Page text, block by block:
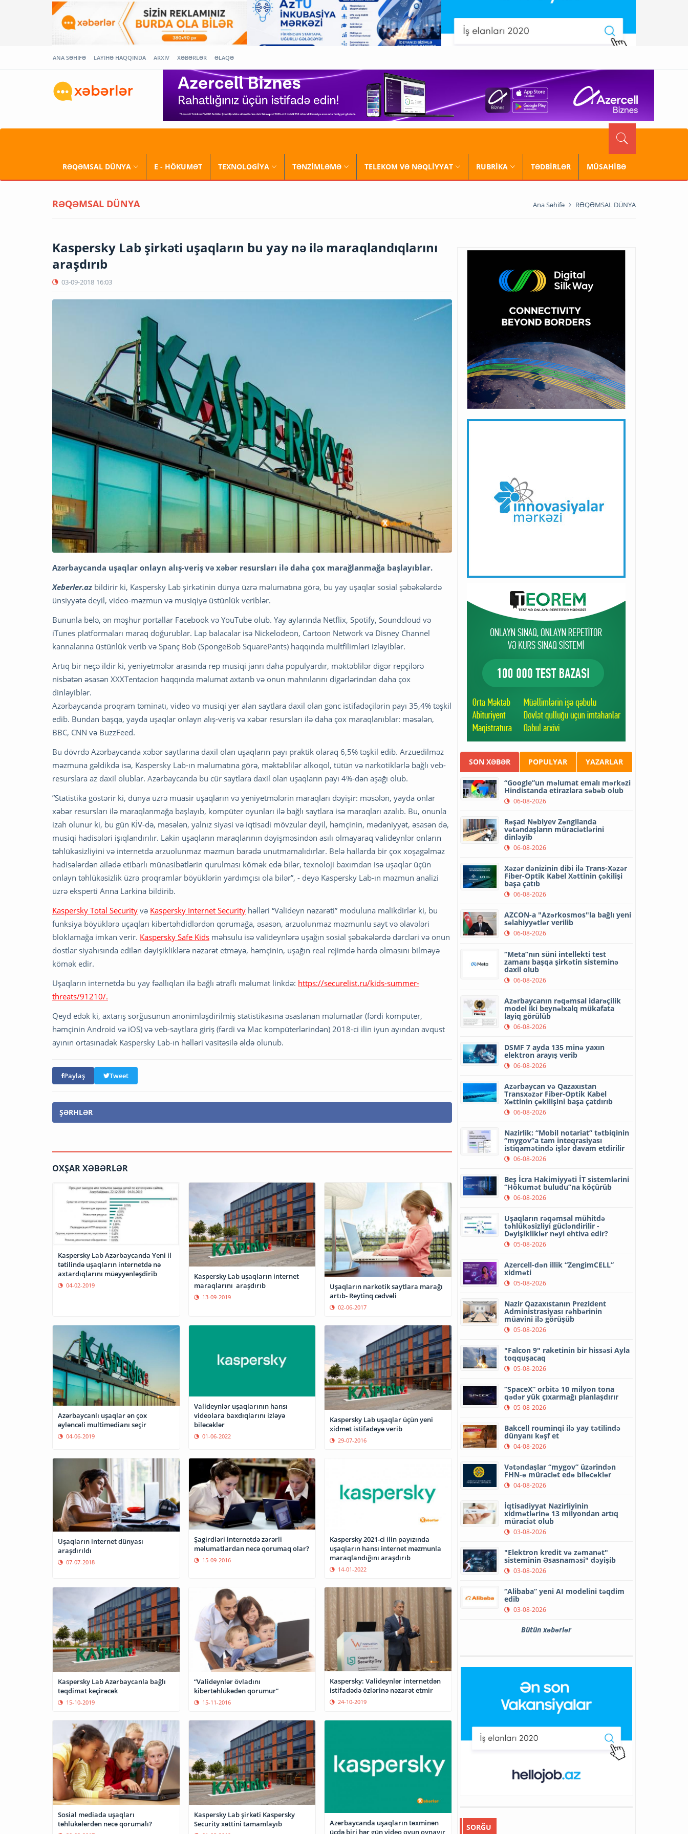
ANA SƏHİFƏ LAYİHƏ HAQQINDA ARXİV XƏBƏRLƏR ƏLAQƏ
RƏQƏMSAL DÜNYA E - HÖKUMƏT TEXNOLOGİYA TƏNZİMLƏMƏ TELEKOM VƏ NƏQLİYYAT RUBRİKA TƏDBİRLƏR MÜSAHİBƏ
RƏQƏMSAL DÜNYA Ana Səhifə RƏQƏMSAL DÜNYA
Kaspersky Lab şirkəti uşaqların bu yay nə ilə maraqlandıqlarını
araşdırıb
03-09-2018 16:03
Azərbaycanda uşaqlar onlayn alış-veriş və xəbər resursları ilə daha çox marağlanmağa başlayıblar.
Xeberler.az bildirir ki, Kaspersky Lab şirkətinin dünya üzrə məlumatına görə, bu yay uşaqlar sosial şəbəkələrdə
ünsiyyətə deyil, video-məzmun və musiqiyə üstünlük veriblər.
Bununla belə, ən məşhur portallar Facebook və YouTube olub. Yay aylarında Netflix, Spotify, Soundcloud və
iTunes platformaları maraq doğurublar. Lap balacalar isə Nickelodeon, Cartoon Network və Disney Channel
kannalarına üstünlük verib və Spanç Bob (SpongeBob SquarePants) haqqında multfilimləri izləyiblər.
Artıq bir neçə ildir ki, yeniyetmələr arasında rep musiqi janrı daha populyardır, məktəblilər digər repçilərə
nisbətən əsasən XXXTentacion haqqında məlumat axtarıb və onun mahnılarını digərlərindən daha çox
dinləyiblər.
Azərbaycanda proqram təminatı, video və musiqi yer alan saytlara daxil olan gənc istifadəçilərin payı 35,4% təşkil
edib. Bundan başqa, yayda uşaqlar onlayn alış-veriş və xəbər resursları ilə daha çox maraqlanıblar: məsələn,
BBC, CNN və BuzzFeed.
Bu dövrdə Azərbaycanda xəbər saytlarına daxil olan uşaqların payı praktik olaraq 6,5% təşkil edib. Arzuedilməz
məzmuna gəldikdə isə, Kaspersky Lab-ın məlumatına görə, məktəblilər alkoqol, tütün və narkotiklərlə bağlı veb-
resurslara az daxil olublar. Azərbaycanda bu cür saytlara daxil olan uşaqların payı 4%-dən aşağı olub.
”Statistika göstərir ki, dünya üzrə müasir uşaqların və yeniyetmələrin maraqları dəyişir: məsələn, yayda onlar
xəbər resursları ilə maraqlanmağa başlayıb, kompüter oyunları ilə bağlı saytlara isə maraqları azalıb. Bu, onunla
izah olunur ki, bu gün KİV-də, məsələn, yalnız siyasi və iqtisadi mövzular deyil, həmçinin, mədəniyyət, əsasən də,
musiqi hadisələri işıqlandırılır. Lakin uşaqların maraqlarının dəyişməsindən asılı olmayaraq valideynlər onların
təhlükəsizliyini və internetdə arzuolunmaz məzmun barədə unutmamalıdırlar. Belə hallarda bir çox xoşagəlməz
hadisələrdən ailədə etibarlı münasibətlərin qurulması kömək edə bilər, texnoloji baxımdan isə uşaqlar üçün
onlayn təhlükəsizlik üzrə proqramlar böyüklərin yardımçısı ola bilər”, - deyə Kaspersky Lab-ın məzmun analizi
üzrə eksperti Anna Larkina bildirib.
Kaspersky Total Security və Kaspersky Internet Security həlləri “Valideyn nəzarəti” moduluna malikdirlər ki, bu
funksiya böyüklərə uçaqları kibertəhdidlərdən qorumağa, əsasən, arzuolunmaz məzmunlu sayt və əlavələri
bloklamağa imkan verir. Kaspersky Safe Kids məhsulu isə valideynlərə uşağın sosial şəbəkələrdə dərcləri və onun
dostlar siyahısında edilən dəyişikliklərə nəzarət etməyə, həmçinin, uşağın real rejimdə harda olmasını bilməyə
kömək edir.
Uşaqların internetdə bu yay fəallıqları ilə bağlı ətraflı məlumat linkdə: https://securelist.ru/kids-summer-
threats/91210/.
Qeyd edək ki, axtarış sorğusunun anonimləşdirilmiş statistikasına əsaslanan məlumatlar (fərdi kompüter,
həmçinin Android və iOS) və veb-saytlara giriş (fərdi və Mac kompüterlərindən) 2018-ci ilin iyun ayından avqust
ayının ortasınadək Kaspersky Lab-ın həlləri vasitəsilə əldə olunub.
Paylaş Tweet
ŞƏRHLƏR
OXŞAR XƏBƏRLƏR
Kaspersky Lab Azərbaycanda Yeni il
tətilində uşaqların internetdə nə
axtardıqlarını müəyyənləşdirib
04-02-2019
Kaspersky Lab uşaqların internet
maraqlarını araşdırıb
13-09-2019
Uşaqların narkotik saytlara marağı
artıb- Reytinq cədvəli
02-06-2017
Azərbaycanlı uşaqlar ən çox
əyləncəli multimedianı seçir
04-06-2019
Valideynlər uşaqlarının hansı
videolara baxdıqlarını izləyə
biləcəklər
01-06-2022
Kaspersky Lab uşaqlar üçün yeni
xidmət istifadəyə verib
29-07-2016
Uşaqların internet dünyası
araşdırıldı
07-07-2018
Şagirdləri internetdə zərərli
məlumatlardan necə qorumaq olar?
15-09-2016
Kaspersky 2021-ci ilin payızında
uşaqların hansı internet məzmunla
maraqlandığını araşdırıb
14-01-2022
Kaspersky Lab Azərbaycanla bağlı
təqdimat keçirəcək
15-10-2019
“Valideynlər övladını
kibertəhlükədən qorumur”
15-11-2016
Kaspersky: Valideynlər internetdən
istifadədə özlərinə nəzarət etmir
24-10-2019
Sosial mediada uşaqları
təhlükələrdən necə qorumalı?
Kaspersky Lab şirkəti Kaspersky
Security xəttini tamamlayıb
Azərbaycanda uşaqların təxminən
üçdə biri hər gün video oyun oynayır
SON XƏBƏR POPULYAR YAZARLAR
“Google”un məlumat emalı mərkəzi
Hindistanda etirazlara səbəb olub
06-08-2026
Rəşad Nəbiyev Zəngilanda
vətəndaşların müraciətlərini
dinləyib
06-08-2026
Xəzər dənizinin dibi ilə Trans-Xəzər
Fiber-Optik Kabel Xəttinin çəkilişi
başa çatıb
06-08-2026
AZCON-a "Azərkosmos"la bağlı yeni
səlahiyyətlər verilib
06-08-2026
“Meta”nın süni intellekti test
zamanı başqa şirkətin sisteminə
daxil olub
06-08-2026
Azərbaycanın rəqəmsal idarəçilik
model iki beynəlxalq mükafata
layiq görülüb
06-08-2026
DSMF 7 ayda 135 minə yaxın
elektron arayış verib
06-08-2026
Azərbaycan və Qazaxıstan
Transxəzər Fiber-Optik Kabel
Xəttinin çəkilişini başa çatdırıb
06-08-2026
Nazirlik: “Mobil notariat” tətbiqinin
“mygov”a tam inteqrasiyası
istiqamətində işlər davam etdirilir
06-08-2026
Beş İcra Hakimiyyəti İT sistemlərini
“Hökumət buludu”na köçürüb
06-08-2026
Uşaqların rəqəmsal mühitdə
təhlükəsizliyi gücləndirilir -
Dəyişikliklər nəyi ehtiva edir?
05-08-2026
Azercell-dən illik “ZengimCELL”
xidməti
05-08-2026
Nazir Qazaxıstanın Prezident
Administrasiyası rəhbərinin
müavini ilə görüşüb
05-08-2026
"Falcon 9" raketinin bir hissəsi Ayla
toqquşacaq
05-08-2026
“SpaceX” orbitə 10 milyon tona
qədər yük çıxarmağı planlaşdırır
05-08-2026
Bakcell rouminqi ilə yay tətilində
dünyanı kəşf et
04-08-2026
Vətəndaşlar “mygov” üzərindən
FHN-ə müraciət edə biləcəklər
04-08-2026
İqtisadiyyat Nazirliyinin
xidmətlərinə 13 milyondan artıq
müraciət olub
03-08-2026
"Elektron kredit və zəmanət"
sisteminin Əsasnaməsi" dəyişib
03-08-2026
“Alibaba” yeni AI modelini təqdim
edib
03-08-2026
Bütün xəbərlər
SORĞU